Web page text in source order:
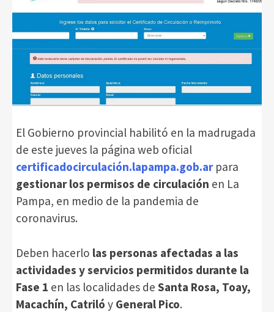
El Gobierno provincial habilitó en la madrugada
de este jueves la página web oficial
certificadocirculación.lapampa.gob.arpara
gestionar los permisos de circulación en La
Pampa, en medio de la pandemia de
coronavirus.
Deben hacerlo las personas afectadas a las
actividades y servicios permitidos durante la
Fase 1 en las localidades de Santa Rosa, Toay,
Macachín, Catriló y General Pico.